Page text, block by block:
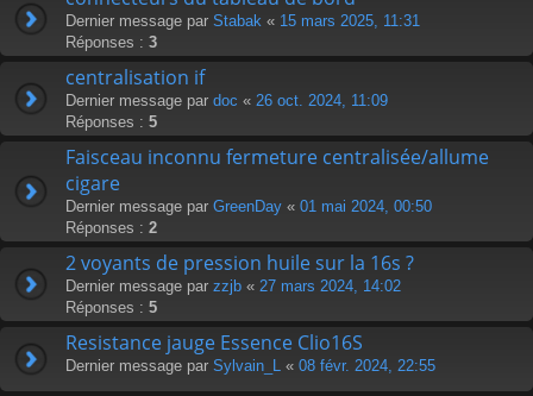
Dernier message par Stabak « 15 mars 2025, 11:31
Réponses : 3
centralisation if
Dernier message par doc « 26 oct. 2024, 11:09
Réponses : 5
Faisceau inconnu fermeture centralisée/allume
cigare
Dernier message par GreenDay « 01 mai 2024, 00:50
Réponses : 2
2 voyants de pression huile sur la 16s ?
Dernier message par zzjb « 27 mars 2024, 14:02
Réponses : 5
Resistance jauge Essence Clio16S
Dernier message par Sylvain_L « 08 févr. 2024, 22:55